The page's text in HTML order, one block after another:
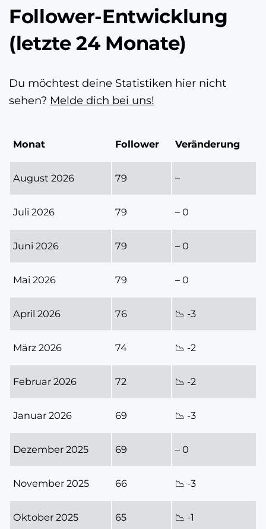
Follower-Entwicklung
(letzte 24 Monate)
Du möchtest deine Statistiken hier nicht
sehen? Melde dich bei uns!
Monat Follower Veränderung
August 2026 79 –
Juli 2026 79 – 0
Juni 2026 79 – 0
Mai 2026 79 – 0
April 2026 76 📉 -3
März 2026 74 📉 -2
Februar 2026 72 📉 -2
Januar 2026 69 📉 -3
Dezember 2025 69 – 0
November 2025 66 📉 -3
Oktober 2025 65 📉 -1